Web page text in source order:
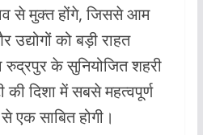
से मुक्त होंगे, जिससे आम
उद्योगों को बड़ी राहत
रुद्रपुर के सुनियोजित शहरी
की दिशा में सबसे महत्वपूर्ण
साबित होगी।